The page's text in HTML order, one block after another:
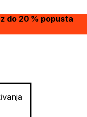
do 20 % popusta